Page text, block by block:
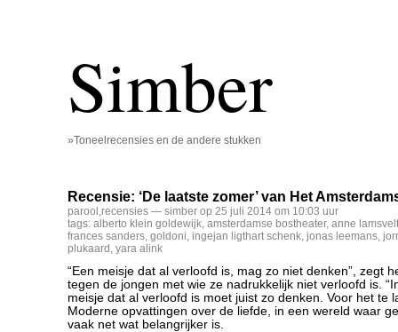
Simber
»Toneelrecensies en de andere stukken
Recensie: ‘De laatste zomer’ van Het
parool ,recensies — simber op 25 juli 2014 om 10:03 uur
tags: alberto klein goldewijk, amsterdamse bostheater, anne lamsvelt
frances sanders, goldoni, ingejan ligthart schenk, jonas leemans,
plukaard , yara alink
“Een meisje dat al verloofd is, mag zo niet denken”, zegt
tegen de jongen met wie ze nadrukkelijk niet verloofd is.
meisje dat al verloofd is moet juist zo denken. Voor het te
Moderne opvattingen over de liefde, in een wereld waar
vaak net wat belangrijker is.